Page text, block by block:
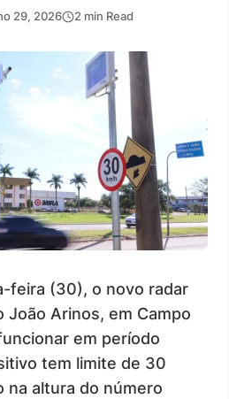
29, 2026 2 min Read
feira (30), o novo radar
João Arinos, em Campo
em período
tem limite de 30
na altura do número